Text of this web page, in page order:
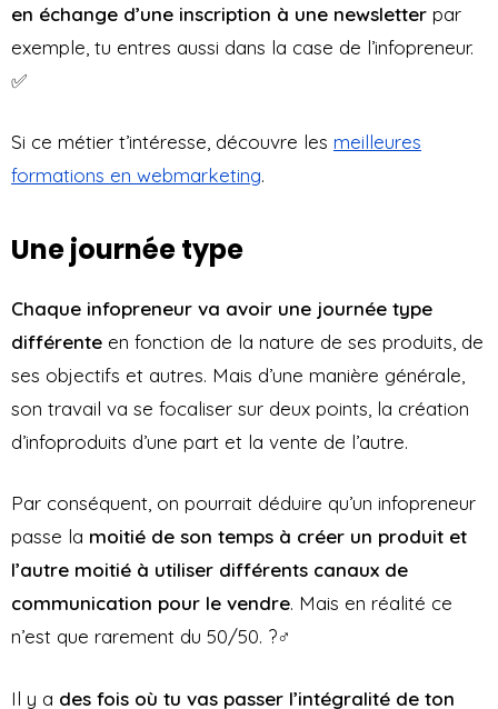
en échange d’une inscription à une newsletter par
exemple, tu entres aussi dans la case de l’infopreneur.
✅
Si ce métier t’intéresse, découvre les meilleures
formations en webmarketing.
Une journée type
Chaque infopreneur va avoir une journée type
différente en fonction de la nature de ses produits, de
ses objectifs et autres. Mais d’une manière générale,
son travail va se focaliser sur deux points, la création
d’infoproduits d’une part et la vente de l’autre.
Par conséquent, on pourrait déduire qu’un infopreneur
passe la moitié de son temps à créer un produit et
l’autre moitié à utiliser différents canaux de
communication pour le vendre. Mais en réalité ce
n’est que rarement du 50/50. ?‍♂️
Il y a des fois où tu vas passer l’intégralité de ton